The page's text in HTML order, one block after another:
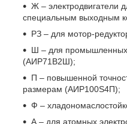
Ж – электродвигатели
специальным выходным
РЗ – для мотор-
Ш – для
(АИР71В2Ш);
П – повышенной
размерам (АИР100S4П);
Ф –
А – для атомных